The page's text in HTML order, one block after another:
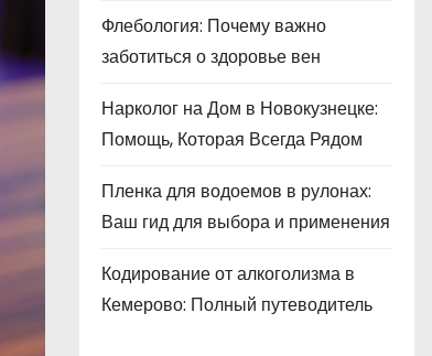
Флебология: Почему важно
заботиться о здоровье вен
Нарколог на Дом в Новокузнецке:
Помощь, Которая Всегда Рядом
Пленка для водоемов в рулонах:
Ваш гид для выбора и применения
Кодирование от алкоголизма в
Кемерово: Полный путеводитель